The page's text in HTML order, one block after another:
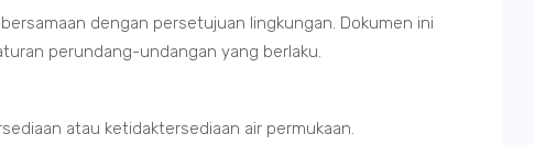
dengan persetujuan lingkungan. Dokumen ini
perundang-undangan yang berlaku.
atau ketidaktersediaan air permukaan.